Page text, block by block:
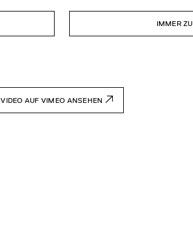
IMMER
VIDEO AUF VIMEO ANSEHEN